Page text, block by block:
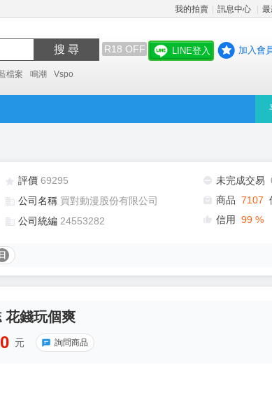
我的拍賣 訊息中心
搜 尋 R18 OFF
檔案 鳴潮 Vspo
LINE登入 加入會
評價 69295
公司名稱 買對動漫股份有限公司
公司統編 24553282
未完成交易
商品 7107
信用 99 %
日
花錢玩個爽
元 詢問商品